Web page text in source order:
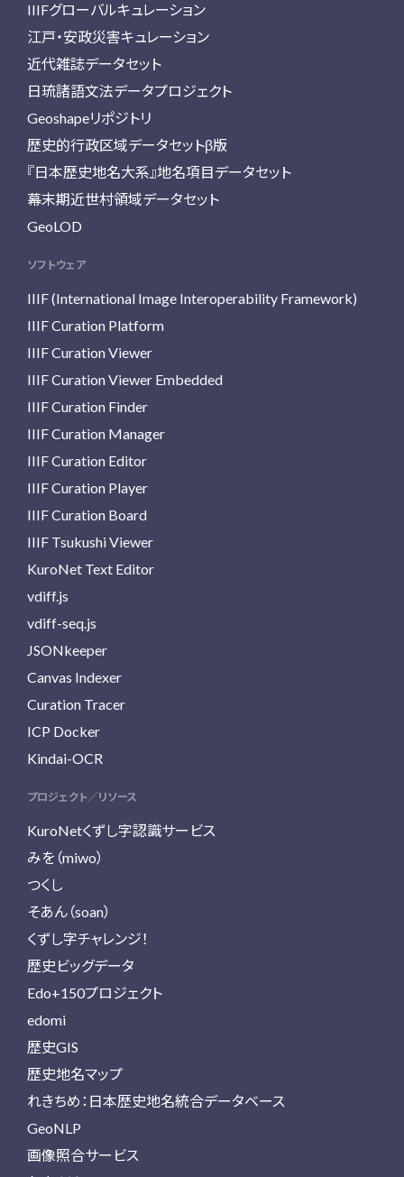
IIIFグローバルキュレーション
江戸・安政災害キュレーション
近代雑誌データセット
日琉諸語文法データプロジェクト
Geoshapeリポジトリ
歴史的行政区域データセットβ版
『日本歴史地名大系』地名項目データセット
幕末期近世村領域データセット
GeoLOD
ソフトウェア
IIIF (International Image Interoperability Framework)
IIIF Curation Platform
IIIF Curation Viewer
IIIF Curation Viewer Embedded
IIIF Curation Finder
IIIF Curation Manager
IIIF Curation Editor
IIIF Curation Player
IIIF Curation Board
IIIF Tsukushi Viewer
KuroNet Text Editor
vdiff.js
vdiff-seq.js
JSONkeeper
Canvas Indexer
Curation Tracer
ICP Docker
Kindai-OCR
プロジェクト／リソース
KuroNetくずし字認識サービス
みを（miwo）
つくし
そあん（soan）
くずし字チャレンジ！
歴史ビッグデータ
Edo+150プロジェクト
edomi
歴史GIS
歴史地名マップ
れきちめ：日本歴史地名統合データベース
GeoNLP
画像照合サービス